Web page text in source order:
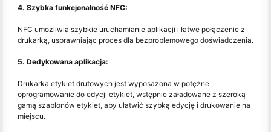
4. Szybka funkcjonalność NFC:
NFC umożliwia szybkie uruchamianie aplikacji i łatwe połączenie z
drukarką, usprawniając proces dla bezproblemowego doświadczenia.
5. Dedykowana aplikacja:
Drukarka etykiet drutowych jest wyposażona w potężne
oprogramowanie do edycji etykiet, wstępnie załadowane z szeroką
gamą szablonów etykiet, aby ułatwić szybką edycję i drukowanie na
miejscu.